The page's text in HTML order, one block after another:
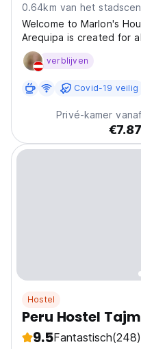
0.64km van het
Welcome to Marlon's
Arequipa is created for
join with a Peruvian
long as you are in
verblijven
Covid-19 veilig
Privé-kamer vanaf
€7.87
Hostel
Peru Hostel
9.5Fantastisch(248)